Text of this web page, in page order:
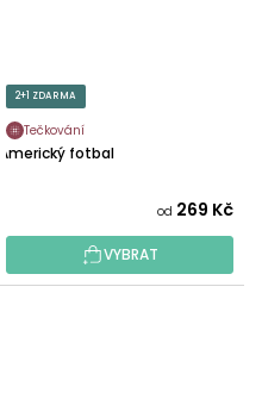
2+1 ZDARMA
Tečkování
Americký fotbal
od 269 Kč
VYBRAT